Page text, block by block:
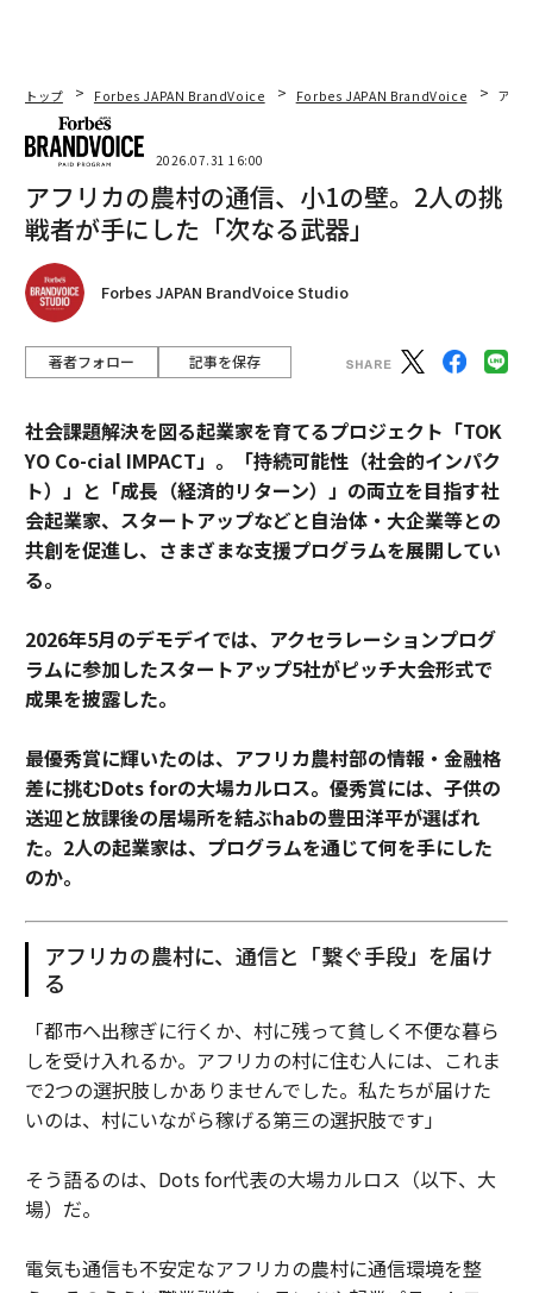
トップ Forbes JAPAN BrandVoice Forbes JAPAN BrandVoice アフ
2026.07.31 16:00
アフリカの農村の通信、小1の壁。2人の挑
戦者が手にした「次なる武器」
Forbes JAPAN BrandVoice Studio
著者フォロー 記事を保存
社会課題解決を図る起業家を育てるプロジェクト「TOK
YO Co-cial IMPACT」。
「持続可能性（社会的インパク
ト）」と「成長（経済的リターン）」の両立を目指す社
会起業家、スタートアップなどと自治体・大企業等との
共創を促進し、さまざまな支援プログラムを展開してい
る。
2026年5月のデモデイでは、アクセラレーションプログ
ラムに参加したスタートアップ5社がピッチ大会形式で
成果を披露した。
最優秀賞に輝いたのは、アフリカ農村部の情報・金融格
差に挑むDots forの大場カルロス。優秀賞には、子供の
送迎と放課後の居場所を結ぶhabの豊田洋平が選ばれ
た。2人の起業家は、プログラムを通じて何を手にした
のか。
アフリカの農村に、通信と「繋ぐ手段」を届け
る
「都市へ出稼ぎに行くか、村に残って貧しく不便な暮ら
しを受け入れるか。アフリカの村に住む人には、これま
で2つの選択肢しかありませんでした。私たちが届けた
いのは、村にいながら稼げる第三の選択肢です」
そう語るのは、Dots for代表の大場カルロス（以下、大
場）だ。
電気も通信も不安定なアフリカの農村に通信環境を整